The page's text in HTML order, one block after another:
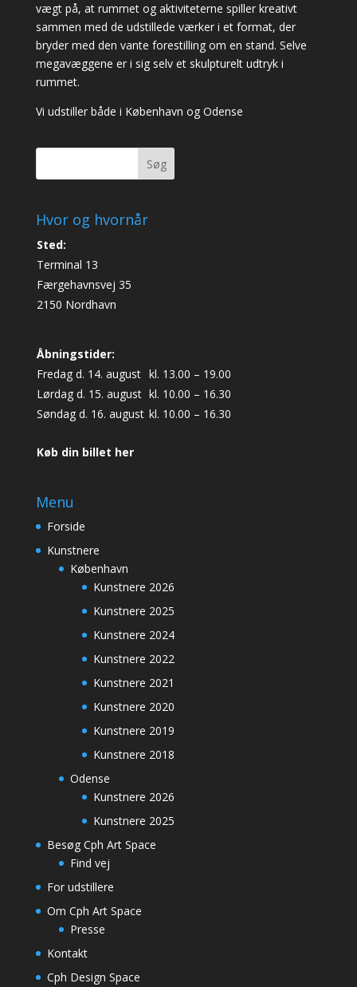
vægt på, at rummet og aktiviteterne spiller kreativt
sammen med de udstillede værker i et format, der
bryder med den vante forestilling om en stand. Selve
megavæggene er i sig selv et skulpturelt udtryk i
rummet.
Vi udstiller både i København og Odense
Søg
Hvor og hvornår
Sted:
Terminal 13
Færgehavnsvej 35
2150 Nordhavn
Åbningstider:
Fredag d. 14. august kl. 13.00 – 19.00
Lørdag d. 15. august kl. 10.00 – 16.30
Søndag d. 16. august kl. 10.00 – 16.30
Køb din billet her
Menu
Forside
Kunstnere
København
Kunstnere 2026
Kunstnere 2025
Kunstnere 2024
Kunstnere 2022
Kunstnere 2021
Kunstnere 2020
Kunstnere 2019
Kunstnere 2018
Odense
Kunstnere 2026
Kunstnere 2025
Besøg Cph Art Space
Find vej
For udstillere
Om Cph Art Space
Presse
Kontakt
Cph Design Space